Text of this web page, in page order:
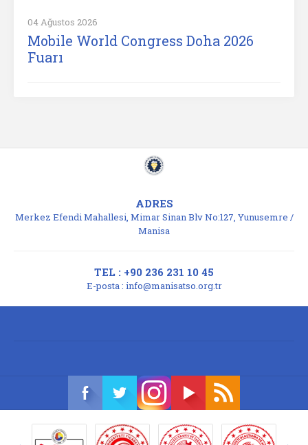
04 Ağustos 2026
Mobile World Congress Doha 2026
Fuarı
ADRES
Merkez Efendi Mahallesi, Mimar Sinan Blv No:127, Yunusemre /
Manisa
TEL : +90 236 231 10 45
E-posta : info@manisatso.org.tr